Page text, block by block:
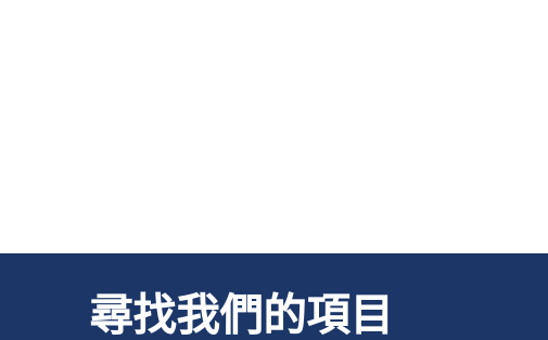
尋找我們的項目